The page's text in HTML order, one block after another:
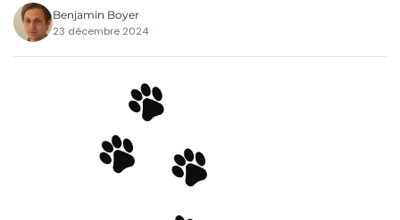
Benjamin Boyer
23 décembre 2024